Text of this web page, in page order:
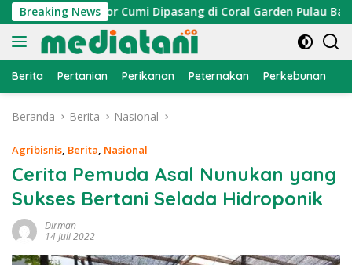
Langsung
ke
konten
Breaking News
Atraktor Cumi Dipasang di Coral Garden Pulau Barrang
Berita Pertanian Perikanan Peternakan Perkebunan
Beranda Berita Nasional
Agribisnis, Berita, Nasional
Cerita Pemuda Asal Nunukan yang
Sukses Bertani Selada Hidroponik
Dirman
14 Juli 2022